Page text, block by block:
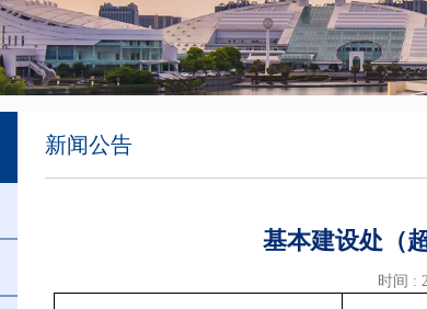
新闻公告
基本建设处（
时间 :